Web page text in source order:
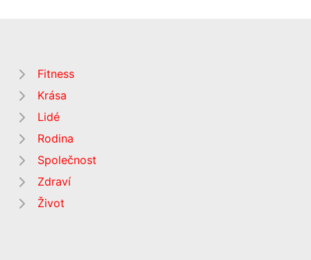
Fitness
Krása
Lidé
Rodina
Společnost
Zdraví
Život